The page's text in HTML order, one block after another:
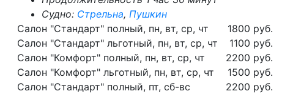
Судно: Стрельна, Пушкин
Салон "Стандарт" полный, пн, вт, ср, чт
1800 руб.
Салон "Стандарт" льготный, пн, вт, ср, чт
1100 руб.
Салон "Комфорт" полный, пн, вт, ср, чт
2200 руб.
Салон "Комфорт" льготный, пн, вт, ср, чт
1500 руб.
Салон "Стандарт" полный, пт, сб-вс
2200 руб.